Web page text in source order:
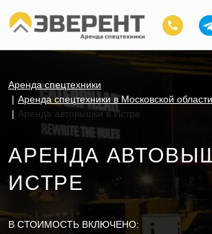
Аренда спецтехники
Аренда спецтехники в Московской области
Аренда автовышки в Истре
АРЕНДА
ИСТРЕ
В СТОИМОСТЬ ВКЛЮЧЕНО: